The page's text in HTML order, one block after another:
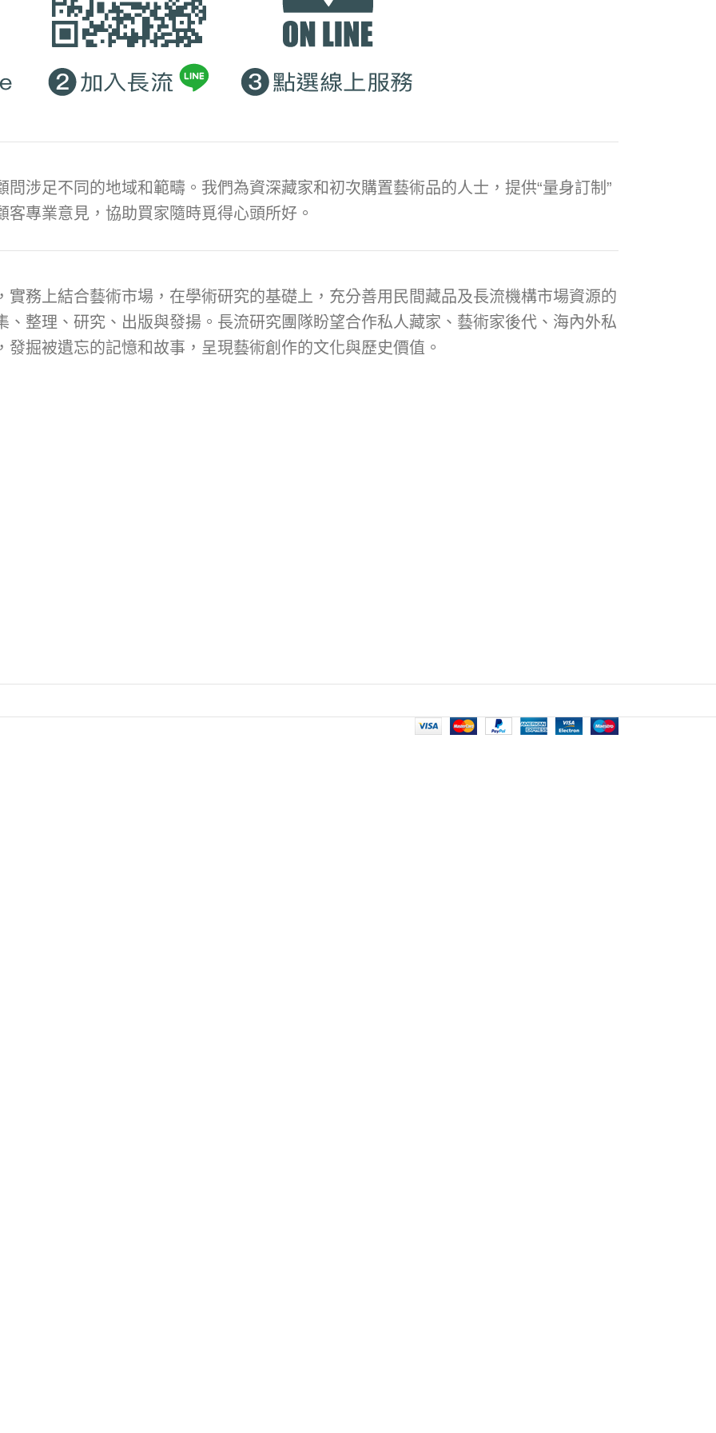
涉足不同的地域和範疇。我們為資深藏家和初次購置藝術品的人士，提供“量身訂制”
專業意見，協助買家隨時覓得心頭所好。
務上結合藝術市場，在學術研究的基礎上，充分善用民間藏品及長流機構市場資源的
整理、研究、出版與發揚。長流研究團隊盼望合作私人藏家、藝術家後代、海內外私
掘被遺忘的記憶和故事，呈現藝術創作的文化與歷史價值。